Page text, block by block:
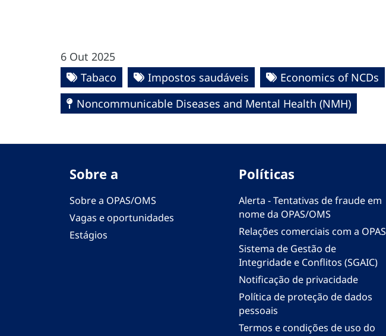
6 Out 2025
Tabaco
Impostos saudáveis Economics of NCDs
Noncommunicable Diseases and Mental Health (NMH)
Sobre a
Sobre a OPAS/OMS
Vagas e oportunidades
Estágios
Políticas
Alerta - Tentativas de fraude em
nome da OPAS/OMS
Relações comerciais com a OPAS
Sistema de Gestão de
Integridade e Conflitos (SGAIC)
Notificação de privacidade
Política de proteção de dados
pessoais
Termos e condições de uso do